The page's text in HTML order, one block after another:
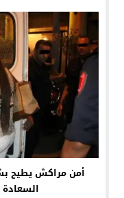
أمن مراكش يطيح